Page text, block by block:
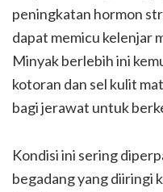
peningkatan hormon
dapat memicu kelenjar
Minyak berlebih ini
kotoran dan sel kulit
bagi jerawat untuk
Kondisi ini sering
begadang yang diiringi